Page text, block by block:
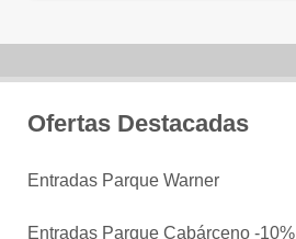
Ofertas Destacadas
Entradas Parque Warner
Entradas Parque Cabárceno -10%